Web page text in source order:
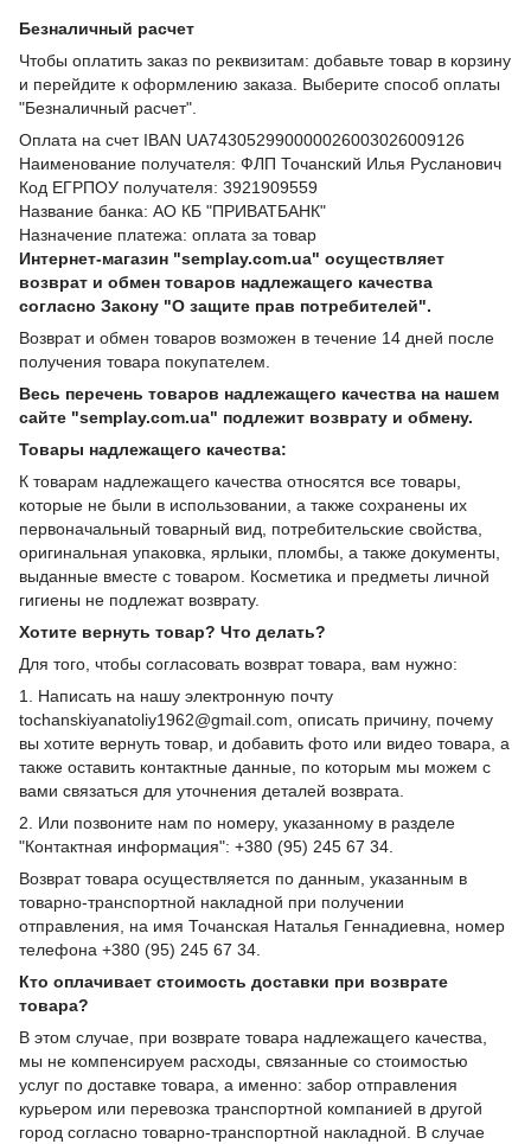
Безналичный расчет
Чтобы оплатить заказ по реквизитам: добавьте товар в корзину
и перейдите к оформлению заказа. Выберите способ оплаты
"Безналичный расчет".
Оплата на счет IBAN UA743052990000026003026009126
Наименование получателя: ФЛП Точанский Илья Русланович
Код ЕГРПОУ получателя: 3921909559
Название банка: АО КБ "ПРИВАТБАНК"
Назначение платежа: оплата за товар
Интернет-магазин "semplay.com.ua" осуществляет
возврат и обмен товаров надлежащего качества
согласно Закону "О защите прав потребителей".
Возврат и обмен товаров возможен в течение 14 дней после
получения товара покупателем.
Весь перечень товаров надлежащего качества на нашем
сайте "semplay.com.ua" подлежит возврату и обмену.
Товары надлежащего качества:
К товарам надлежащего качества относятся все товары,
которые не были в использовании, а также сохранены их
первоначальный товарный вид, потребительские свойства,
оригинальная упаковка, ярлыки, пломбы, а также документы,
выданные вместе с товаром. Косметика и предметы личной
гигиены не подлежат возврату.
Хотите вернуть товар? Что делать?
Для того, чтобы согласовать возврат товара, вам нужно:
1. Написать на нашу электронную почту
tochanskiyanatoliy1962@gmail.com, описать причину, почему
вы хотите вернуть товар, и добавить фото или видео товара, а
также оставить контактные данные, по которым мы можем с
вами связаться для уточнения деталей возврата.
2. Или позвоните нам по номеру, указанному в разделе
"Контактная информация": +380 (95) 245 67 34.
Возврат товара осуществляется по данным, указанным в
товарно-транспортной накладной при получении
отправления, на имя Точанская Наталья Геннадиевна, номер
телефона +380 (95) 245 67 34.
Кто оплачивает стоимость доставки при возврате
товара?
В этом случае, при возврате товара надлежащего качества,
мы не компенсируем расходы, связанные со стоимостью
услуг по доставке товара, а именно: забор отправления
курьером или перевозка транспортной компанией в другой
город согласно товарно-транспортной накладной. В случае